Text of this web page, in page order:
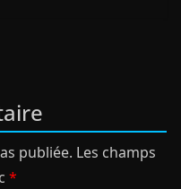
publiée. Les champs
*